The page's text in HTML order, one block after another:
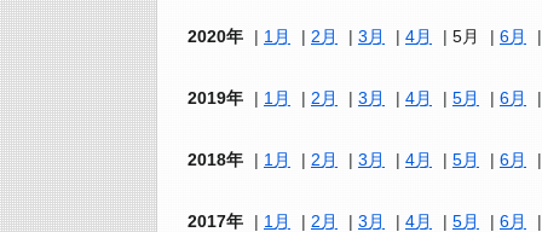
2020年 1月 2月 3月 4月 5月 6月
2019年 1月 2月 3月 4月 5月 6月
2018年 1月 2月 3月 4月 5月 6月
2017年 1月 2月 3月 4月 5月 6月